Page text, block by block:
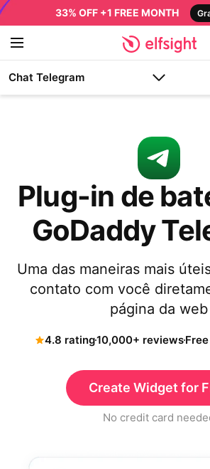
33% OFF +1 FREE MONTH
Chat Telegram
Plug-in de
GoDaddy
Uma das maneiras mais
contato com você
página da web
4.8 rating10,000+ reviews
Create Widget for
No credit card